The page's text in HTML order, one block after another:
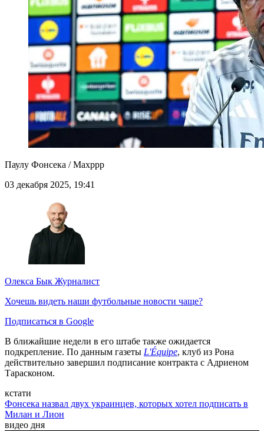
Паулу Фонсека / Maxppp
03 декабря 2025, 19:41
Олекса Бык Журналист
Хочешь видеть наши футбольные новости чаще?
Подписаться в Google
В ближайшие недели в его штабе также ожидается
подкрепление. По данным газеты L'Équipe, клуб из Рона
действительно завершил подписание контракта с Адриеном
Тарасконом.
кстати
Фонсека назвал двух украинцев, которых хотел подписать в
Милан и Лион
видео дня